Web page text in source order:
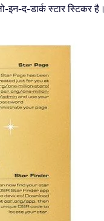
इन-द-डार्क स्टार स्टिकर है।